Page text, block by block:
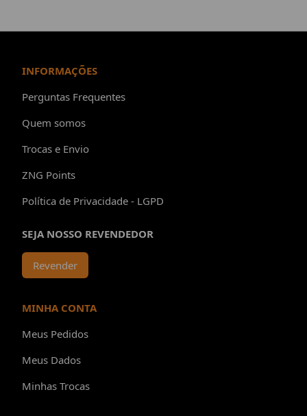
INFORMAÇÕES
Perguntas Frequentes
Quem somos
Trocas e Envio
ZNG Points
Política de Privacidade - LGPD
SEJA NOSSO REVENDEDOR
Revender
MINHA CONTA
Meus Pedidos
Meus Dados
Minhas Trocas